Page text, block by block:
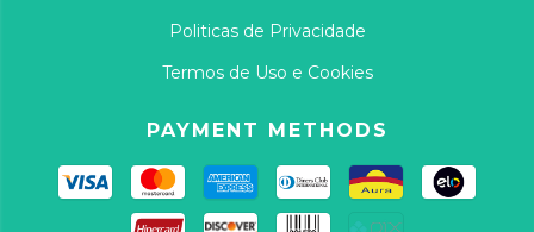
Politicas de Privacidade
Termos de Uso e Cookies
PAYMENT METHODS